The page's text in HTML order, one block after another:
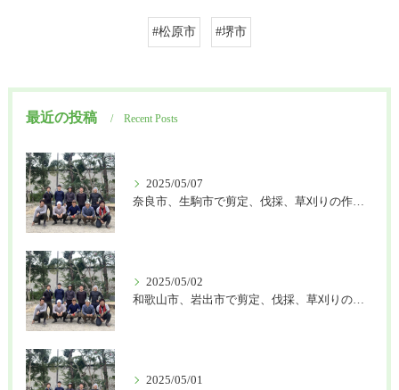
#松原市 #堺市
最近の投稿 Recent Posts
2025/05/07
奈良市、生駒市で剪定、伐採、草刈りの作業を頼むなら はなまる造園
2025/05/02
和歌山市、岩出市で剪定、伐採、草刈りの作業を頼むなら はなまる造園
2025/05/01